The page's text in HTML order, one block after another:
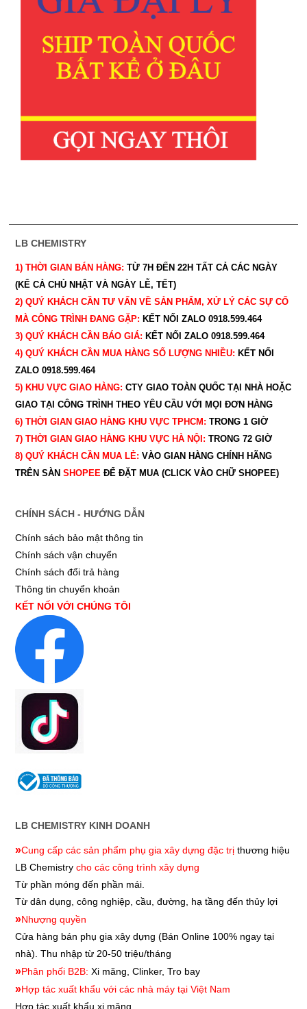
LB CHEMISTRY
1) THỜI GIAN BÁN HÀNG: TỪ 7H ĐẾN 22H TẤT CẢ CÁC NGÀY
(KỂ CẢ CHỦ NHẬT VÀ NGÀY LỄ, TẾT)
2) QUÝ KHÁCH CẦN TƯ VẤN VỀ SẢN PHẨM, XỬ LÝ CÁC SỰ CỐ
MÀ CÔNG TRÌNH ĐANG GẶP: KẾT NỐI ZALO 0918.599.464
3) QUÝ KHÁCH CẦN BÁO GIÁ: KẾT NỐI ZALO 0918.599.464
4) QUÝ KHÁCH CẦN MUA HÀNG SỐ LƯỢNG NHIỀU: KẾT NỐI
ZALO 0918.599.464
5) KHU VỰC GIAO HÀNG: CTY GIAO TOÀN QUỐC TẠI NHÀ HOẶC
GIAO TẠI CÔNG TRÌNH THEO YÊU CẦU VỚI MỌI ĐƠN HÀNG
6) THỜI GIAN GIAO HÀNG KHU VỰC TPHCM: TRONG 1 GIỜ
7) THỜI GIAN GIAO HÀNG KHU VỰC HÀ NỘI: TRONG 72 GIỜ
8) QUÝ KHÁCH CẦN MUA LẺ: VÀO GIAN HÀNG CHÍNH HÃNG
TRÊN SÀN SHOPEEĐỂ ĐẶT MUA (CLICK VÀO CHỮ SHOPEE)
CHÍNH SÁCH - HƯỚNG DẪN
Chính sách bảo mật thông tin
Chính sách vận chuyển
Chính sách đổi trả hàng
Thông tin chuyển khoản
KẾT NỐI VỚI CHÚNG TÔI
LB CHEMISTRY KINH DOANH
»Cung cấp các sản phẩm phụ gia xây dựng đặc trị thương hiệu
LB Chemistrycho các công trình xây dựng
Từ phần móng đến phần mái.
Từ dân dụng, công nghiệp, cầu, đường, hạ tầng đến thủy lợi
»Nhượng quyền
Cửa hàng bán phụ gia xây dựng (Bán Online 100% ngay tại
nhà). Thu nhập từ 20-50 triệu/tháng
»Phân phối B2B: Xi măng, Clinker, Tro bay
»Hợp tác xuất khẩu với các nhà máy tại Việt Nam
Hợp tác xuất khẩu xi măng